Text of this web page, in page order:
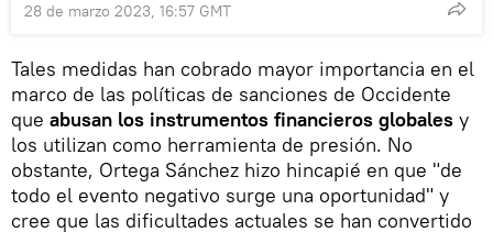
28 de marzo 2023, 16:57 GMT
Tales medidas han cobrado mayor importancia en el
marco de las políticas de sanciones de Occidente
que abusan los instrumentos financieros globales y
los utilizan como herramienta de presión. No
obstante, Ortega Sánchez hizo hincapié en que "de
todo el evento negativo surge una oportunidad" y
cree que las dificultades actuales se han convertido